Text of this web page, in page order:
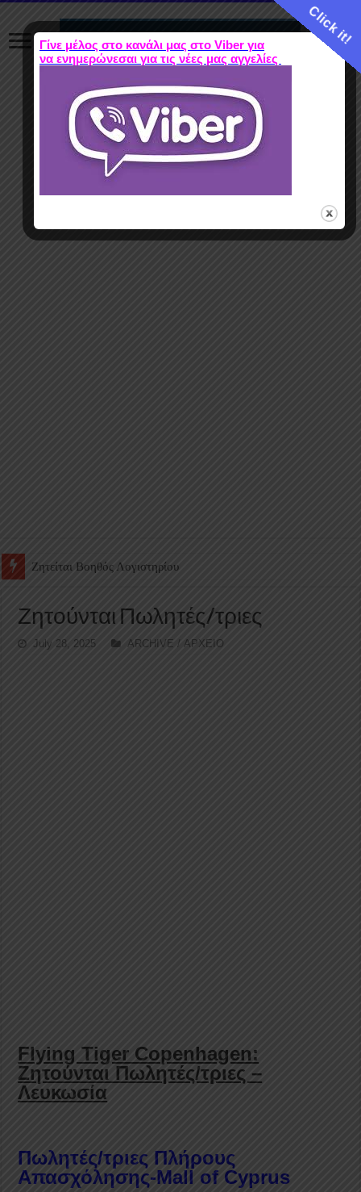
Ζητείται Υπάλληλος για γέμισμα και ανεφοδιασμό αυτόματων
Ζητούνται Πωλητές/τριες
July 28, 2025 ARCHIVE / ΑΡΧΕΙΟ
Flying Tiger Copenhagen:
Ζητούνται Πωλητές/τριες –
Λευκωσία
Πωλητές/τριες Πλήρους
Απασχόλησης-Mall of Cyprus
Click it!
Γίνε μέλος στο κανάλι μας στο Viber για
να ενημερώνεσαι για τις νέες μας αγγελίες